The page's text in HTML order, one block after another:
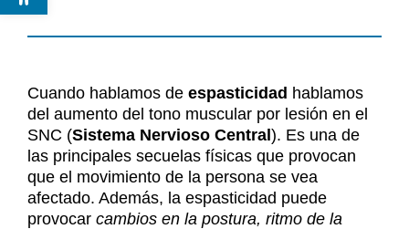
Servicios
Recursos
Noticias
Contacto
Noticias
Contacto
Cuando hablamos de espasticidad hablamos
del aumento del tono muscular por lesión en el
SNC (Sistema Nervioso Central). Es una de
las principales secuelas físicas que provocan
que el movimiento de la persona se vea
afectado. Además, la espasticidad puede
provocar cambios en la postura, ritmo de la